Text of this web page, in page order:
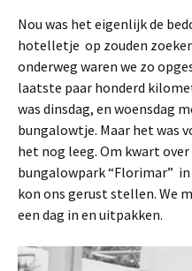
Nou was het eigenlijk de
hotelletje op zouden
onderweg waren we zo
laatste paar honderd
was dinsdag, en woensdag
bungalowtje. Maar het was
het nog leeg. Om kwart
bungalowpark “Florimar”
kon ons gerust stellen. We
een dag in en uitpakken.